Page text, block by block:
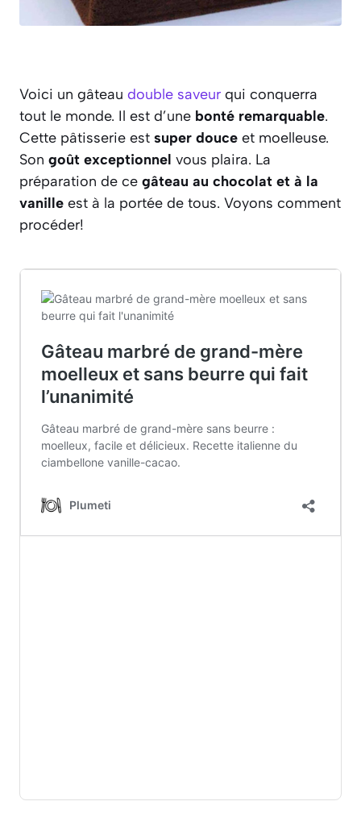
Voici un gâteau double saveur qui conquerra
tout le monde. Il est d’une bonté remarquable.
Cette pâtisserie est super douce et moelleuse.
Son goût exceptionnel vous plaira. La
préparation de ce gâteau au chocolat et à la
vanille est à la portée de tous. Voyons comment
procéder!